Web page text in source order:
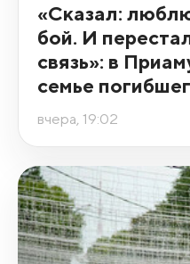
«Сказал:
бой. И
связь»: в
семье
вчера, 19:02